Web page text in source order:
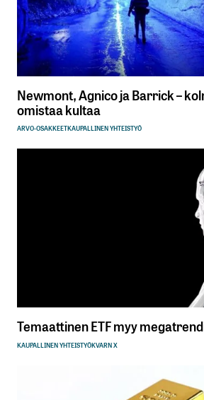
Newmont, Agnico ja Barrick –
omistaa kultaa
ARVO-OSAKKEETKAUPALLINEN YHTEISTYÖ
Temaattinen ETF myy
KAUPALLINEN YHTEISTYÖKVARN X